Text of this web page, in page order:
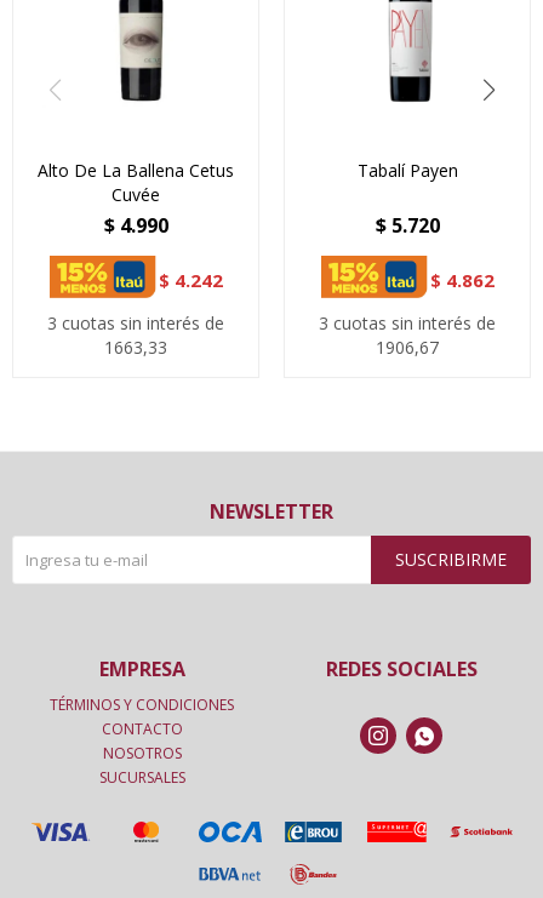
Alto De La Ballena Cetus
Cuvée
$ 4.990
$ 4.242
3 cuotas sin interés de
1663,33
Tabalí Payen
$ 5.720
$ 4.862
3 cuotas sin interés de
1906,67
NEWSLETTER
SUSCRIBIRME
REDES SOCIALES
 
EMPRESA
TÉRMINOS Y CONDICIONES
CONTACTO
NOSOTROS
SUCURSALES